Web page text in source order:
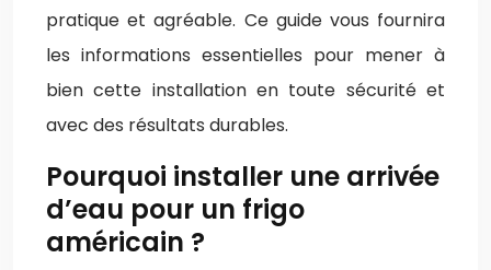
pratique et agréable. Ce guide vous fournira
les informations essentielles pour mener à
bien cette installation en toute sécurité et
avec des résultats durables.
Pourquoi installer une arrivée
d’eau pour un frigo
américain ?